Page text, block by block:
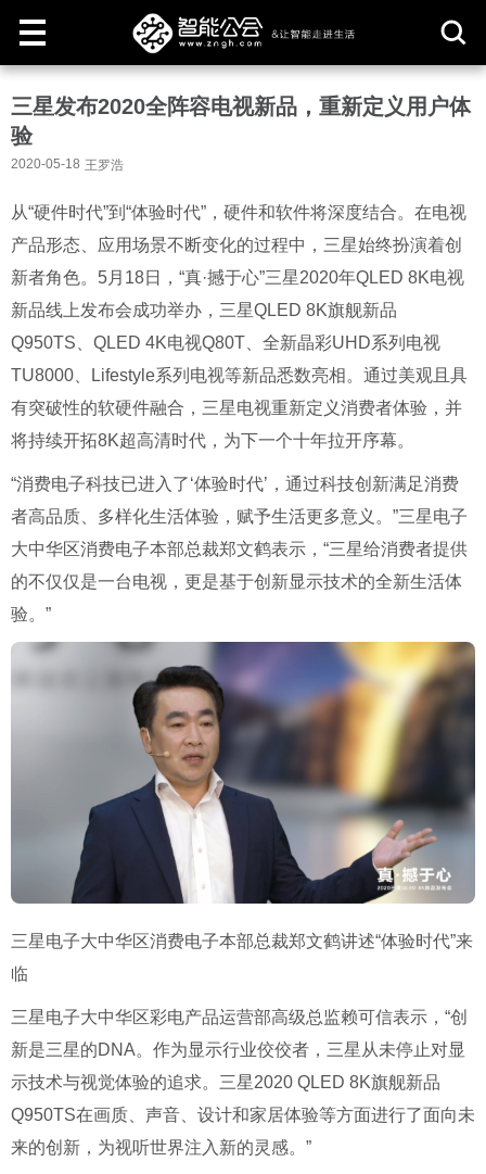
取
三星发布2020全阵容电视新品，重新定义用户体
验
2020-05-18 王罗浩
从“硬件时代”到“体验时代”，硬件和软件将深度结合。在电视
产品形态、应用场景不断变化的过程中，三星始终扮演着创
新者角色。5月18日，“真·撼于心”三星2020年QLED 8K电视
新品线上发布会成功举办，三星QLED 8K旗舰新品
Q950TS、QLED 4K电视Q80T、全新晶彩UHD系列电视
TU8000、Lifestyle系列电视等新品悉数亮相。通过美观且具
有突破性的软硬件融合，三星电视重新定义消费者体验，并
将持续开拓8K超高清时代，为下一个十年拉开序幕。
“消费电子科技已进入了‘体验时代’，通过科技创新满足消费
者高品质、多样化生活体验，赋予生活更多意义。”三星电子
大中华区消费电子本部总裁郑文鹤表示，“三星给消费者提供
的不仅仅是一台电视，更是基于创新显示技术的全新生活体
验。”
三星电子大中华区消费电子本部总裁郑文鹤讲述“体验时代”来
临
三星电子大中华区彩电产品运营部高级总监赖可信表示，“创
新是三星的DNA。作为显示行业佼佼者，三星从未停止对显
示技术与视觉体验的追求。三星2020 QLED 8K旗舰新品
Q950TS在画质、声音、设计和家居体验等方面进行了面向未
来的创新，为视听世界注入新的灵感。”